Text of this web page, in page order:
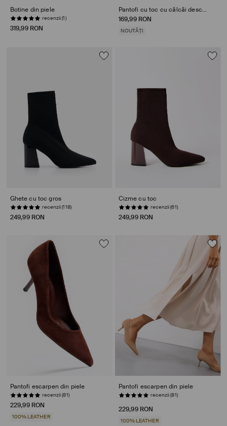
Botine din piele
recenzii (1)
319,99 RON
Pantofi cu toc cu călcâi deschis
169,99 RON
NOUTĂȚI
Ghete cu toc gros
recenzii (118)
249,99 RON
Cizme cu toc
recenzii (61)
249,99 RON
Pantofi escarpen din piele
recenzii (81)
229,99 RON
100% LEATHER
Pantofi escarpen din piele
recenzii (81)
229,99 RON
100% LEATHER